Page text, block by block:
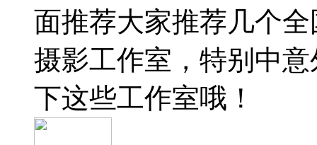
面推荐大家推荐几个
摄影工作室，特别中
下这些工作室哦！